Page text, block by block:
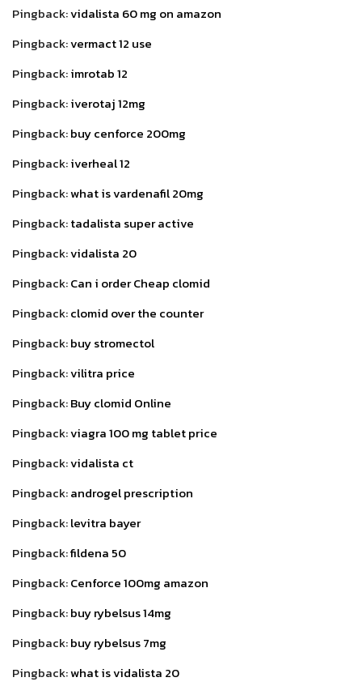
Pingback:vidalista 60 mg on amazon
Pingback:vermact 12 use
Pingback:imrotab 12
Pingback:iverotaj 12mg
Pingback:buy cenforce 200mg
Pingback:iverheal 12
Pingback:what is vardenafil 20mg
Pingback:tadalista super active
Pingback:vidalista 20
Pingback:Can i order Cheap clomid
Pingback:clomid over the counter
Pingback:buy stromectol
Pingback:vilitra price
Pingback:Buy clomid Online
Pingback:viagra 100 mg tablet price
Pingback:vidalista ct
Pingback:androgel prescription
Pingback:levitra bayer
Pingback:fildena 50
Pingback:Cenforce 100mg amazon
Pingback:buy rybelsus 14mg
Pingback:buy rybelsus 7mg
Pingback:what is vidalista 20